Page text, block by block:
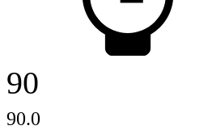
90
90.0